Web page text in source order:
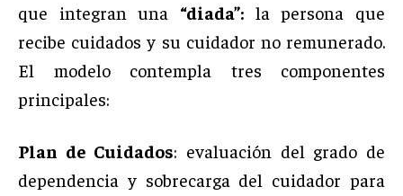
que integran una “diada”: la persona que
recibe cuidados y su cuidador no remunerado.
El modelo contempla tres componentes
principales:
Plan de Cuidados: evaluación del grado de
dependencia y sobrecarga del cuidador para